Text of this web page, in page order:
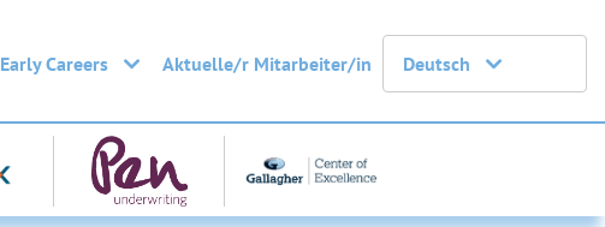
Early Careers Aktuelle/r Mitarbeiter/in Deutsch